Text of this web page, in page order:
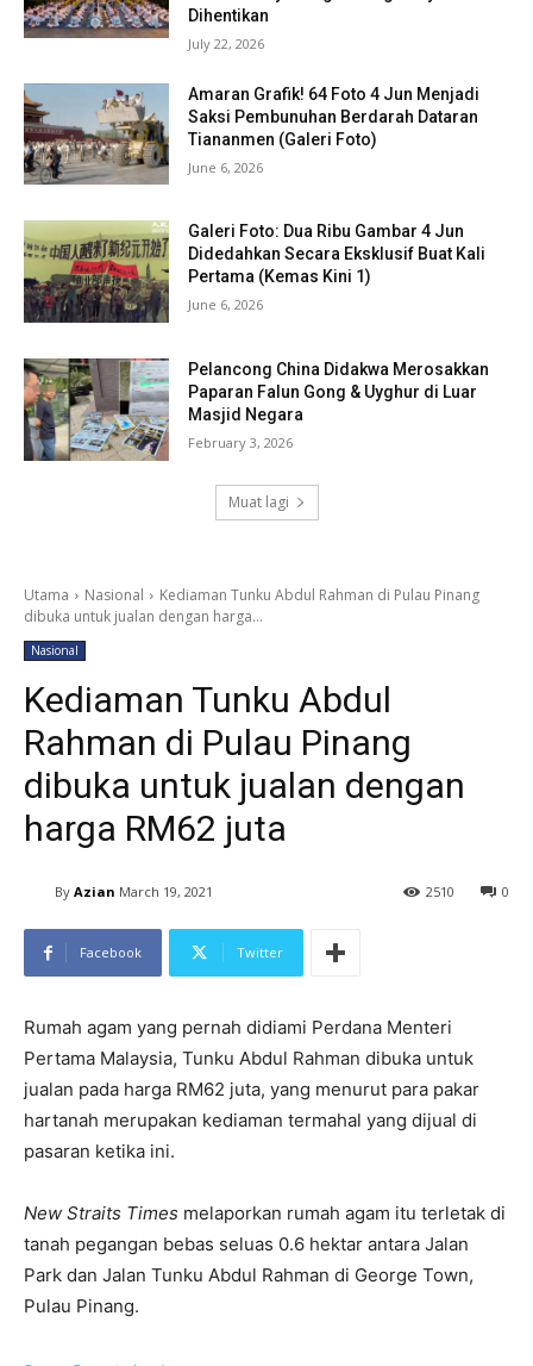
Dihentikan
July 22, 2026
Amaran Grafik! 64 Foto 4 Jun Menjadi
Saksi Pembunuhan Berdarah Dataran
Tiananmen (Galeri Foto)
June 6, 2026
Galeri Foto: Dua Ribu Gambar 4 Jun
Didedahkan Secara Eksklusif Buat Kali
Pertama (Kemas Kini 1)
June 6, 2026
Pelancong China Didakwa Merosakkan
Paparan Falun Gong & Uyghur di Luar
Masjid Negara
February 3, 2026
Muat lagi